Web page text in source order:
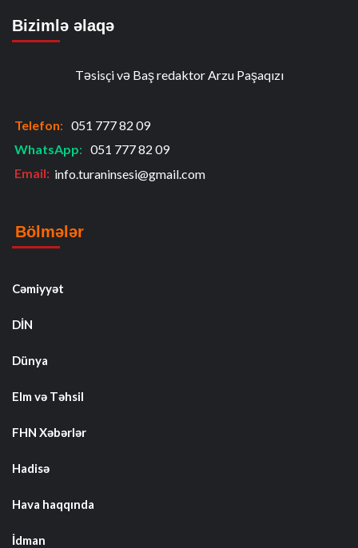
Bizimlə əlaqə
Təsisçi və Baş redaktor Arzu Paşaqızı
Telefon: 051 777 82 09
WhatsApp: 051 777 82 09
Email: info.turaninsesi@gmail.com
Bölmələr
Cəmiyyət
DİN
Dünya
Elm və Təhsil
FHN Xəbərlər
Hadisə
Hava haqqında
İdman